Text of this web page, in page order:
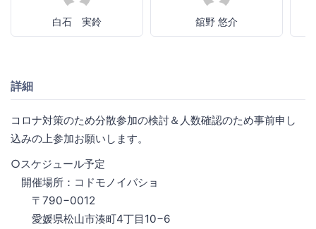
白石 実鈴 舘野 悠介
詳細
コロナ対策のため分散参加の検討＆人数確認のため事前申し
込みの上参加お願いします。
○スケジュール予定
開催場所：コドモノイバショ
〒790−0012
愛媛県松山市湊町4丁目10−6